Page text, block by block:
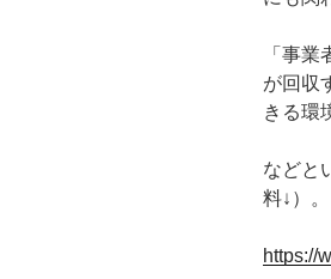
「事
が回収
きる環
などと
料↓）。
https://